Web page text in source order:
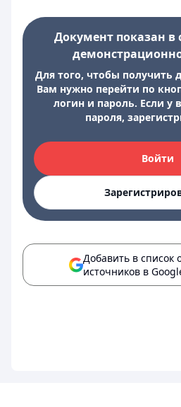
Документ показан
Для того, чтобы получить
Вам нужно перейти по
логин и пароль. Если у
пароля,
Войти
Добавить в список
источников в